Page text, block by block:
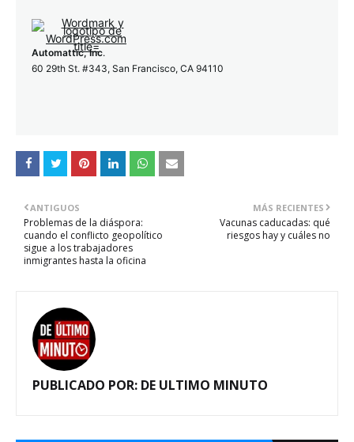
Automattic, Inc.
60 29th St. #343, San Francisco, CA 94110
MÁS RECIENTES
Vacunas caducadas: qué
riesgos hay y cuáles no
ANTIGUOS
Problemas de la diáspora:
cuando el conflicto geopolítico
sigue a los trabajadores
inmigrantes hasta la oficina
PUBLICADO POR: DE ULTIMO MINUTO